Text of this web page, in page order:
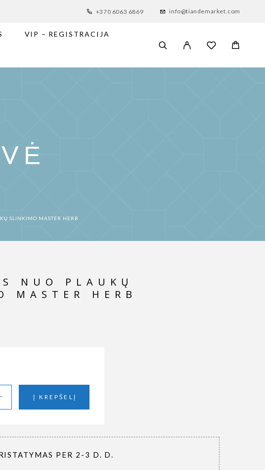
+370 6063 6869 info@tiandemarket.com
VIP – REGISTRACIJA
SLINKIMO MASTER HERB
NUO PLAUKŲ
MASTER HERB
Į KREPŠELĮ
PER 2-3 D. D.